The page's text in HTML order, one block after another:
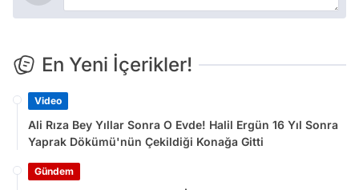
En Yeni İçerikler!
Video
Ali Rıza Bey Yıllar Sonra O Evde! Halil Ergün 16 Yıl Sonra
Yaprak Dökümü'nün Çekildiği Konağa Gitti
Gündem